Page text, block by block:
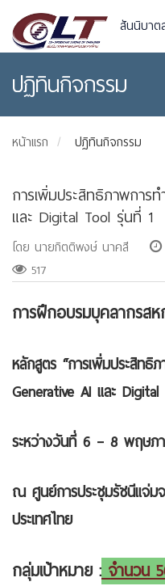
สันนิบาต
ปฏิทินกิจกรรม
หน้าแรก ปฏิทินกิจกรรม
การเพิ่มประสิทธิภาพการ
และ Digital Tool รุ่นที่ 1
โดย นายกิตติพงษ์ นาคสี
517
การฝึกอบรมบุคลากรส
หลักสูตร “การเพิ่มประสิทธิ
Generative AI และ
ระหว่างวันที่ 6 – 8 พฤษ
ณ ศูนย์การประชุมรัชนีแจ่ม
ประเทศไทย
กลุ่มเป้าหมาย :จำนวน